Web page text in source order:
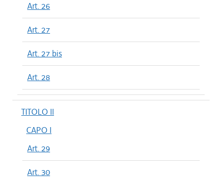
Art. 26
Art. 27
Art. 27 bis
Art. 28
TITOLO II
CAPO I
Art. 29
Art. 30